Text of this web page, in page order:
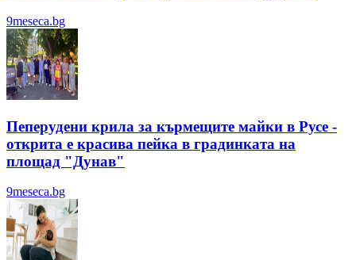
9meseca.bg
Пеперудени крила за кърмещите майки в Русе -
открита е красива пейка в градинката на
площад "Дунав"
9meseca.bg